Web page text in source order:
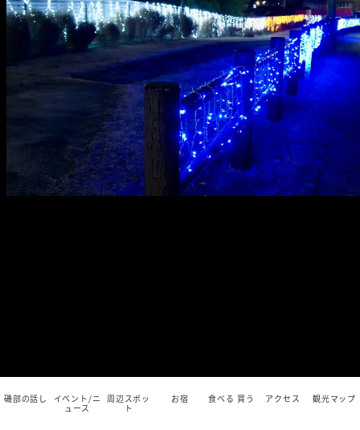
磯部の話し
イベント/ニ
ュース
周辺スポッ
ト
お宿 食べる 買う アクセス 観光マップ